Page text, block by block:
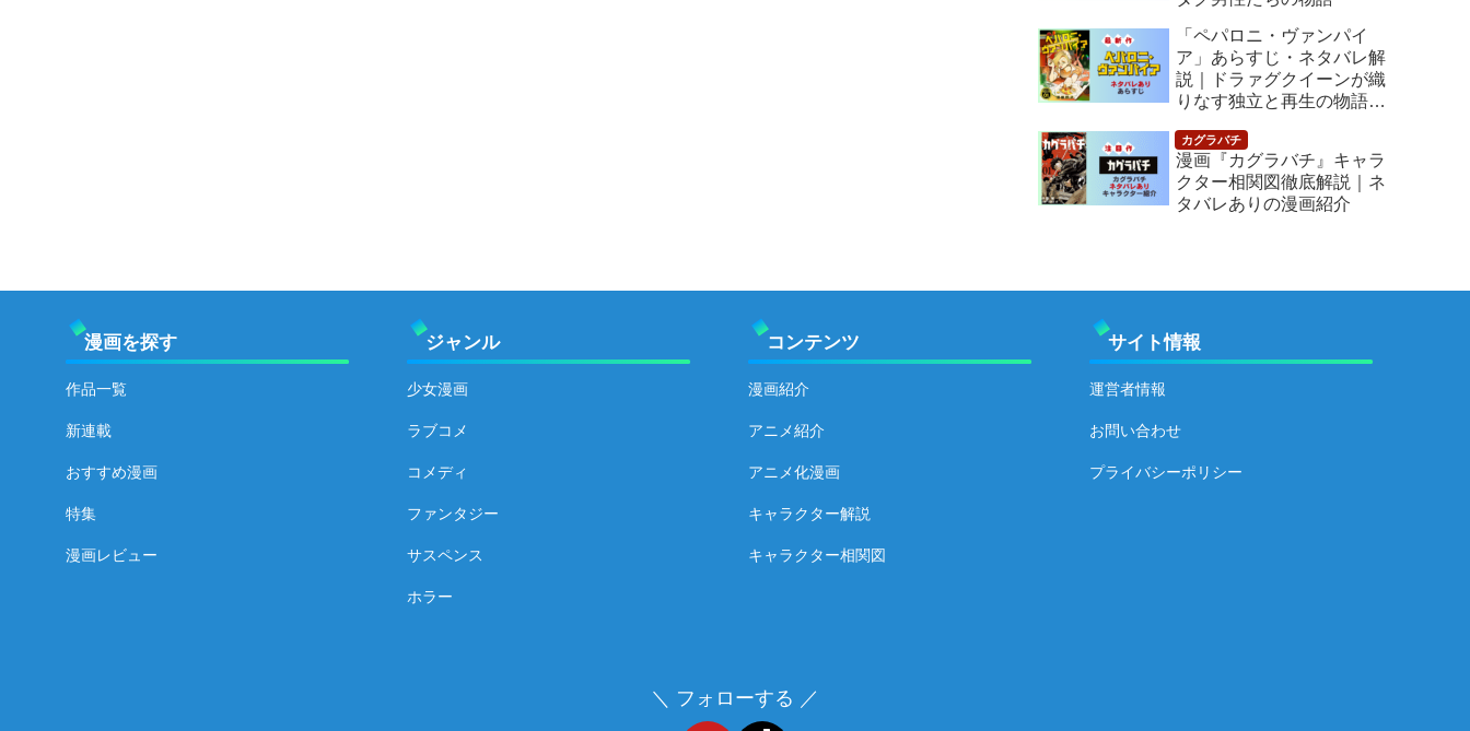
「ペパロニ・ヴァンパイ
ア」あらすじ・ネタバレ解
説｜ドラァグクイーンが織
りなす独立と再生の物語
漫画『カグラバチ』キャラ
クター相関図徹底解説｜ネ
タバレありの漫画紹介
漫画を探す
作品一覧
新連載
おすすめ漫画
特集
漫画レビュー
ジャンル
少女漫画
ラブコメ
コメディ
ファンタジー
サスペンス
ホラー
コンテンツ
漫画紹介
アニメ紹介
アニメ化漫画
キャラクター解説
キャラクター相関図
サイト情報
運営者情報
お問い合わせ
プライバシーポリシー
＼ フォローする ／